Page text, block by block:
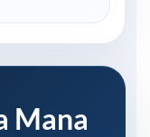
Mana